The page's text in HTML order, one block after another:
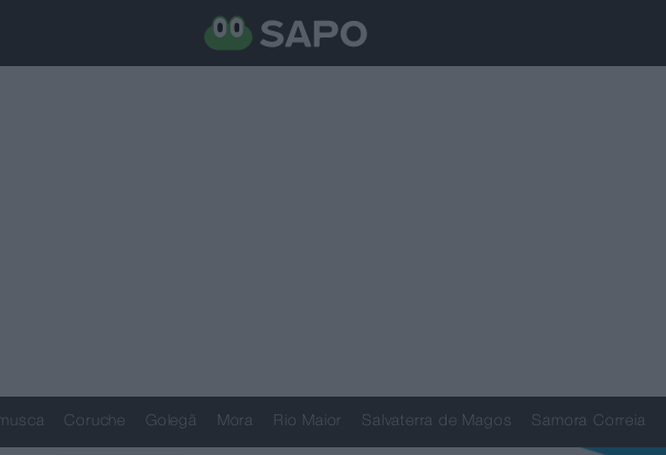
Coruche Golegã Mora Rio Maior Salvaterra de Magos Samora Correia